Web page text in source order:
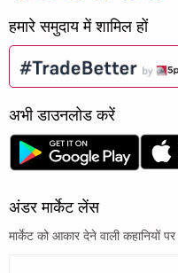
हमारे समुदाय में शामिल हों
अभी डाउनलोड करें
अंडर मार्केट लेंस
मार्केट को आकार देने वाली कहानियों